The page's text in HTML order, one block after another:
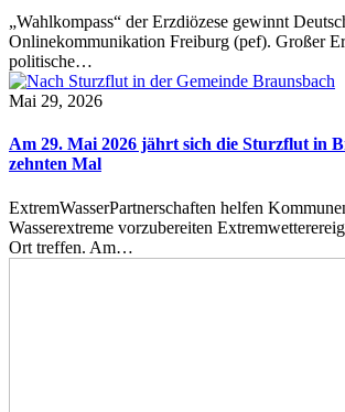
„Wahlkompass“ der Erzdiözese gewinnt
Onlinekommunikation Freiburg (pef). Großer
politische…
Mai 29, 2026
Am 29. Mai 2026 jährt sich die Sturzflut in
zehnten Mal
ExtremWasserPartnerschaften helfen
Wasserextreme vorzubereiten
Ort treffen. Am…